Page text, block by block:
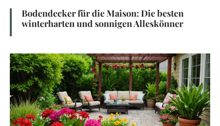
Bodendecker für die Maison: Die besten
winterharten und sonnigen Alleskönner